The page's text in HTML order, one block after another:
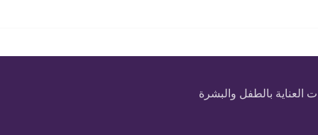
بالطفل والبشرة